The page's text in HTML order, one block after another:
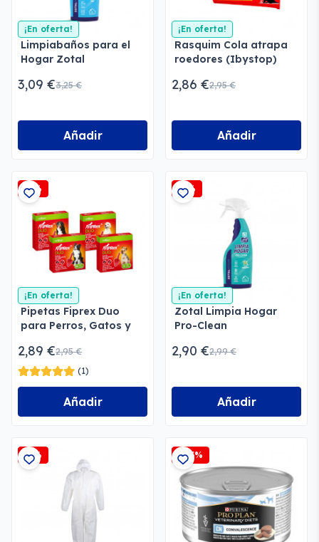
¡En oferta!
Limpiabaños para el
Hogar Zotal
3,09 €3,25 €
Añadir
¡En oferta!
Rasquim Cola atrapa
roedores (Ibystop)
2,86 €2,95 €
Añadir
-2%
¡En oferta!
Pipetas Fiprex Duo
para Perros, Gatos y
2,89 €2,95 €
(1)
Añadir
-3%
¡En oferta!
Zotal Limpia Hogar
Pro-Clean
2,90 €2,99 €
Añadir
-5% -7,5%